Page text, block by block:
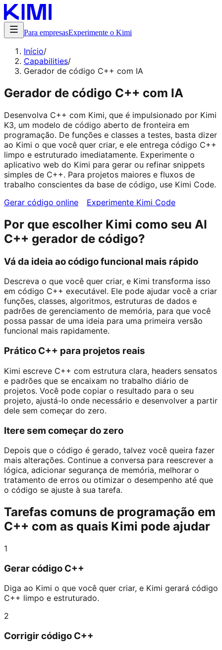
Para empresasExperimente o Kimi
Início/
Capabilities/
Gerador de código C++ com IA
Gerador de código C++ com IA
Desenvolva C++ com Kimi, que é impulsionado por Kimi
K3, um modelo de código aberto de fronteira em
programação. De funções e classes a testes, basta dizer
ao Kimi o que você quer criar, e ele entrega código C++
limpo e estruturado imediatamente. Experimente o
aplicativo web do Kimi para gerar ou refinar snippets
simples de C++. Para projetos maiores e fluxos de
trabalho conscientes da base de código, use Kimi Code.
Gerar código online
Experimente Kimi Code
Por que escolher Kimi como seu AI
C++ gerador de código?
Vá da ideia ao código funcional mais rápido
Descreva o que você quer criar, e Kimi transforma isso
em código C++ executável. Ele pode ajudar você a criar
funções, classes, algoritmos, estruturas de dados e
padrões de gerenciamento de memória, para que você
possa passar de uma ideia para uma primeira versão
funcional mais rapidamente.
Prático C++ para projetos reais
Kimi escreve C++ com estrutura clara, headers sensatos
e padrões que se encaixam no trabalho diário de
projetos. Você pode copiar o resultado para o seu
projeto, ajustá-lo onde necessário e desenvolver a partir
dele sem começar do zero.
Itere sem começar do zero
Depois que o código é gerado, talvez você queira fazer
mais alterações. Continue a conversa para reescrever a
lógica, adicionar segurança de memória, melhorar o
tratamento de erros ou otimizar o desempenho até que
o código se ajuste à sua tarefa.
Tarefas comuns de programação em
C++ com as quais Kimi pode ajudar
1
Gerar código C++
Diga ao Kimi o que você quer criar, e Kimi gerará código
C++ limpo e estruturado.
2
Corrigir código C++